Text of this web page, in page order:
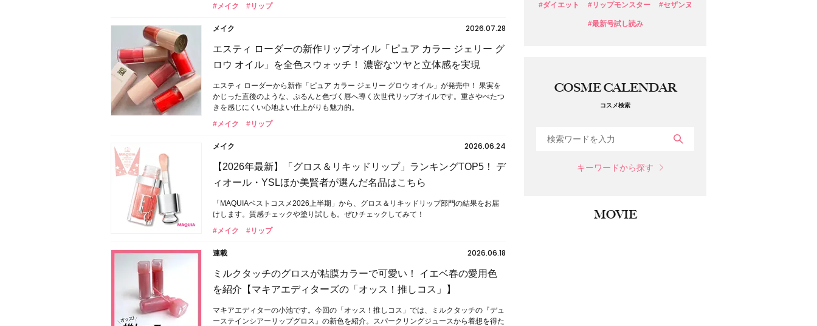
#メイク
#リップ
メイク
2026.07.28
エスティ ローダーの新作リップオイル「ピュア カラー ジェリー グ
ロウ オイル」を全色スウォッチ！ 濃密なツヤと立体感を実現
エスティ ローダーから新作「ピュア カラー ジェリー グロウ オイル」が発売中！ 果実を
かじった直後のような、ぷるんと色づく唇へ導く次世代リップオイルです。重さやべたつ
きを感じにくい心地よい仕上がりも魅力的。
#メイク
#リップ
メイク
2026.06.24
【2026年最新】「グロス＆リキッドリップ」ランキングTOP5！ デ
ィオール・YSLほか美賢者が選んだ名品はこちら
「MAQUIAベストコスメ2026上半期」から、グロス＆リキッドリップ部門の結果をお届
けします。質感チェックや塗り試しも。ぜひチェックしてみて！
#メイク
#リップ
連載
2026.06.18
ミルクタッチのグロスが粘膜カラーで可愛い！ イエベ春の愛用色
を紹介【マキアエディターズの「オッス！推しコス」】
マキアエディターの小池です。今回の「オッス！推しコス」では、ミルクタッチの『デュ
ーステインシアーリップグロス』の新色を紹介。スパークリングジュースから着想を得た
#ダイエット #リップモンスター #セザンヌ
#最新号試し読み
COSME CALENDAR
コスメ検索
キーワードから探す
MOVIE